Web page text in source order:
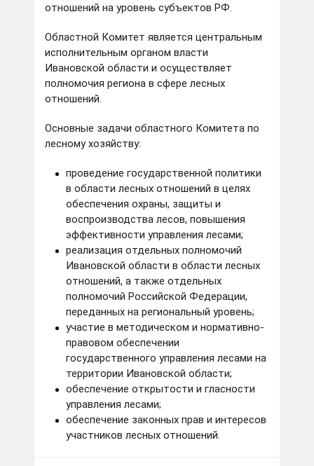
отношений на уровень субъектов РФ.
Областной Комитет является центральным
исполнительным органом власти
Ивановской области и осуществляет
полномочия региона в сфере лесных
отношений.
Основные задачи областного Комитета по
лесному хозяйству:
проведение государственной политики
в области лесных отношений в целях
обеспечения охраны, защиты и
воспроизводства лесов, повышения
эффективности управления лесами;
реализация отдельных полномочий
Ивановской области в области лесных
отношений, а также отдельных
полномочий Российской Федерации,
переданных на региональный уровень;
участие в методическом и нормативно-
правовом обеспечении
государственного управления лесами на
территории Ивановской области;
обеспечение открытости и гласности
управления лесами;
обеспечение законных прав и интересов
участников лесных отношений.